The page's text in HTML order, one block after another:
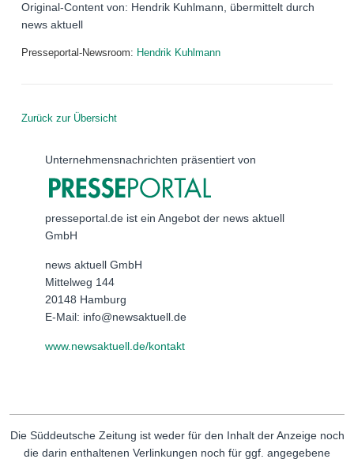
Original-Content von: Hendrik Kuhlmann, übermittelt durch
news aktuell
Presseportal-Newsroom: Hendrik Kuhlmann
Zurück zur Übersicht
Unternehmensnachrichten präsentiert von
presseportal.de ist ein Angebot der news aktuell
GmbH
news aktuell GmbH
Mittelweg 144
20148 Hamburg
E-Mail: info@newsaktuell.de
www.newsaktuell.de/kontakt
Die Süddeutsche Zeitung ist weder für den Inhalt der Anzeige noch
die darin enthaltenen Verlinkungen noch für ggf. angegebene